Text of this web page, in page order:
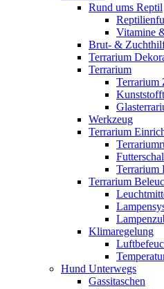
Rund ums Reptil
Vitamine
Brut- &
Terrarium
Terrarium
Terrarium
Werkzeug
Terrarium
Terrarium
Terrarium
Klimaregelung
Hund Unterwegs
Gassitaschen